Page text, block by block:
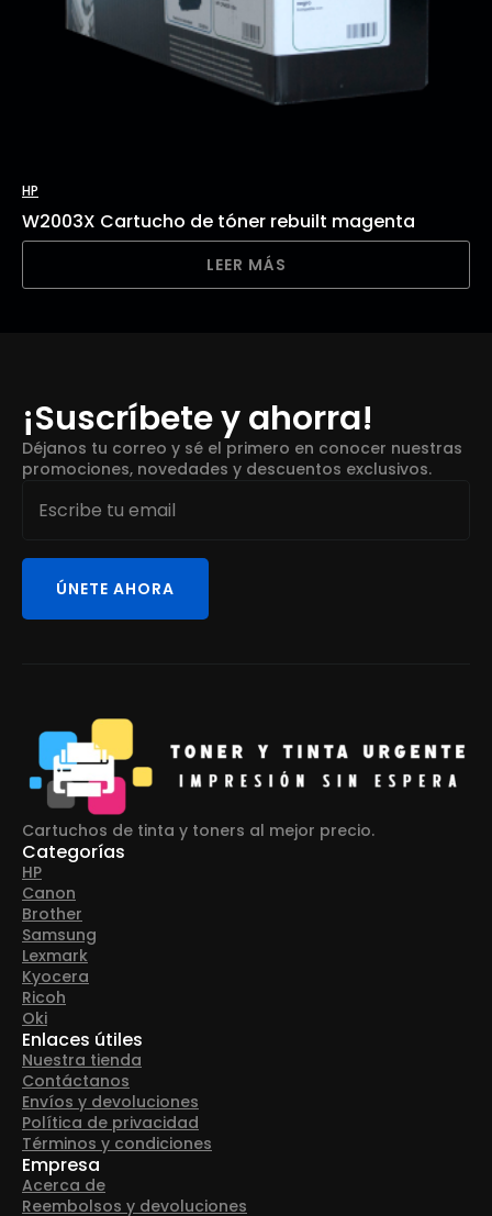
HP
W2003X Cartucho de tóner rebuilt magenta
LEER MÁS
¡Suscríbete y ahorra!
Déjanos tu correo y sé el primero en conocer nuestras
promociones, novedades y descuentos exclusivos.
Email
ÚNETE AHORA
Cartuchos de tinta y toners al mejor precio.
Categorías
HP
Canon
Brother
Samsung
Lexmark
Kyocera
Ricoh
Oki
Enlaces útiles
Nuestra tienda
Contáctanos
Envíos y devoluciones
Política de privacidad
Términos y condiciones
Empresa
Acerca de
Reembolsos y devoluciones